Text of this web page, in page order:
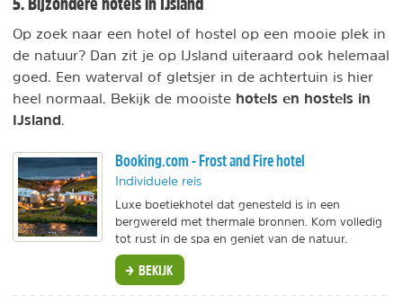
5. Bijzondere hotels in IJsland
Op zoek naar een hotel of hostel op een mooie plek in
de natuur? Dan zit je op IJsland uiteraard ook helemaal
goed. Een waterval of gletsjer in de achtertuin is hier
heel normaal. Bekijk de mooiste hotels en hostels in
IJsland
Booking.com - Frost and Fire hotel
Individuele reis
Luxe boetiekhotel dat genesteld is in een
bergwereld met thermale bronnen. Kom volledig
tot rust in de spa en geniet van de natuur.
BEKIJK